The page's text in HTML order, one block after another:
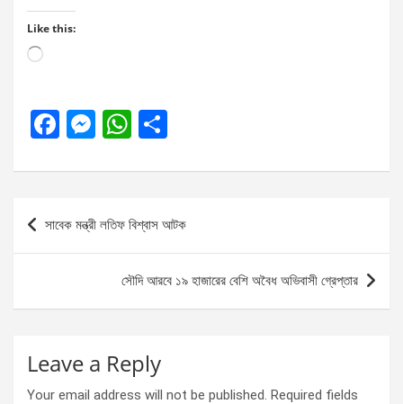
Like this:
Loading…
F
ce
o
M
se
n
g
W
at
s
A
p
p
ar
e
Post
navigation
সাবেক মন্ত্রী লতিফ বিশ্বাস আটক
সৌদি আরবে ১৯ হাজারের বেশি অবৈধ অভিবাসী গ্রেপ্তার
Leave a Reply
Your email address will not be published. Required fields